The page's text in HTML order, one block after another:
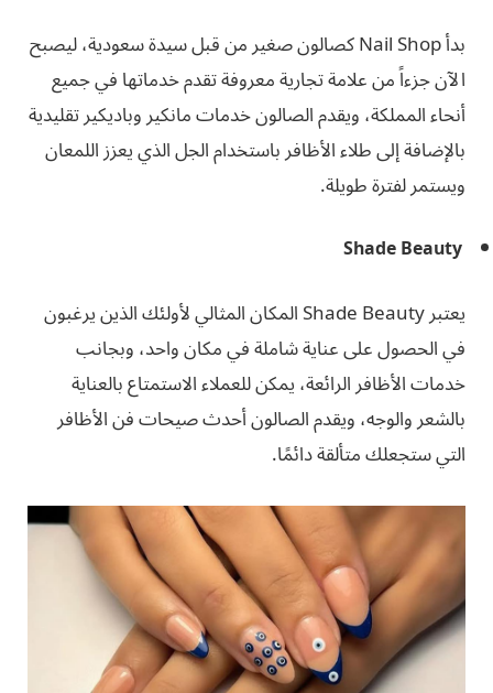
بدأ Nail Shop كصالون صغير من قبل سيدة سعودية، ليصبح
الآن جزءاً من علامة تجارية معروفة تقدم خدماتها في جميع
أنحاء المملكة، ويقدم الصالون خدمات مانكير وباديكير تقليدية
بالإضافة إلى طلاء الأظافر باستخدام الجل الذي يعزز اللمعان
ويستمر لفترة طويلة.
Shade Beauty
يعتبر Shade Beauty المكان المثالي لأولئك الذين يرغبون
في الحصول على عناية شاملة في مكان واحد، وبجانب
خدمات الأظافر الرائعة، يمكن للعملاء الاستمتاع بالعناية
بالشعر والوجه، ويقدم الصالون أحدث صيحات فن الأظافر
التي ستجعلك متألقة دائمًا.